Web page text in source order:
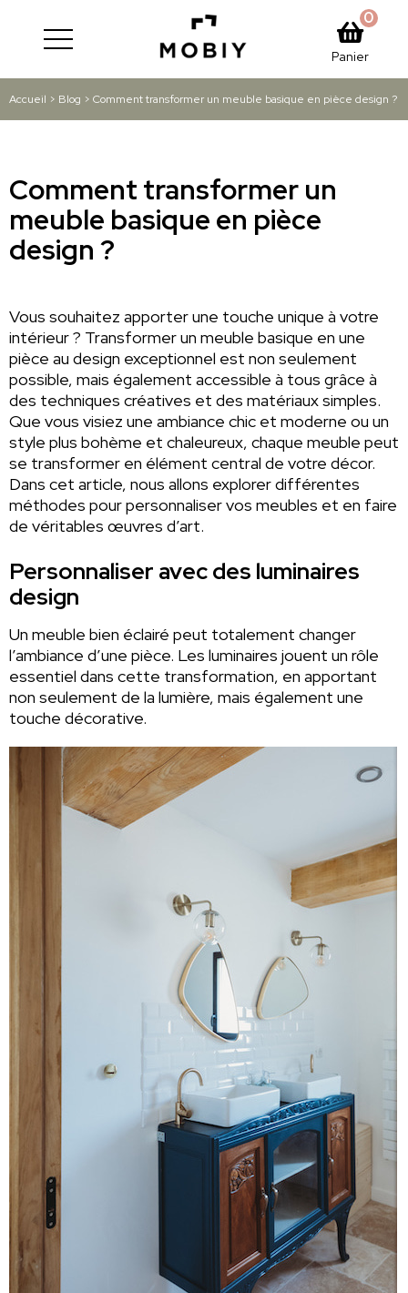
Panier
0
Accueil > Blog > Comment transformer un meuble basique en pièce design ?
Comment transformer un
meuble basique en pièce
design ?
Vous souhaitez apporter une touche unique à votre
intérieur ? Transformer un meuble basique en une
pièce au design exceptionnel est non seulement
possible, mais également accessible à tous grâce à
des techniques créatives et des matériaux simples.
Que vous visiez une ambiance chic et moderne ou un
style plus bohème et chaleureux, chaque meuble peut
se transformer en élément central de votre décor.
Dans cet article, nous allons explorer différentes
méthodes pour personnaliser vos meubles et en faire
de véritables œuvres d’art.
Personnaliser avec des luminaires
design
Un meuble bien éclairé peut totalement changer
l’ambiance d’une pièce. Les luminaires jouent un rôle
essentiel dans cette transformation, en apportant
non seulement de la lumière, mais également une
touche décorative.